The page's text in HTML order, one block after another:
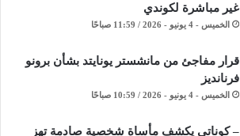
غير مباشرة لكوندي
الخميس - 4 يونيو - 2026 / 11:59 صباحًا
قرار مفاجئ من مانشستر يونايتد بشأن برونو
فرنانديز
الخميس - 4 يونيو - 2026 / 10:59 صباحًا
– كوناتي يكشف مأساة شخصية صادمة تهز